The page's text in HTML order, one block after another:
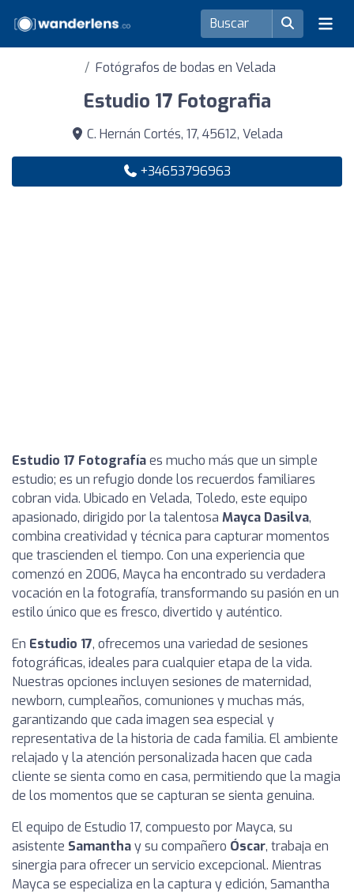
Fotógrafos de bodas en Velada
Estudio 17 Fotografia
C. Hernán Cortés, 17, 45612, Velada
+34653796963
Estudio 17 Fotografíaes mucho más que un simple
estudio; es un refugio donde los recuerdos familiares
cobran vida. Ubicado en Velada, Toledo, este equipo
apasionado, dirigido por la talentosa Mayca Dasilva,
combina creatividad y técnica para capturar momentos
que trascienden el tiempo. Con una experiencia que
comenzó en 2006, Mayca ha encontrado su verdadera
vocación en la fotografía, transformando su pasión en un
estilo único que es fresco, divertido y auténtico.
En Estudio 17, ofrecemos una variedad de sesiones
fotográficas, ideales para cualquier etapa de la vida.
Nuestras opciones incluyen sesiones de maternidad,
newborn, cumpleaños, comuniones y muchas más,
garantizando que cada imagen sea especial y
representativa de la historia de cada familia. El ambiente
relajado y la atención personalizada hacen que cada
cliente se sienta como en casa, permitiendo que la magia
de los momentos que se capturan se sienta genuina.
El equipo de Estudio 17, compuesto por Mayca, su
asistente Samanthay su compañero Óscar, trabaja en
sinergia para ofrecer un servicio excepcional. Mientras
Mayca se especializa en la captura y edición, Samantha